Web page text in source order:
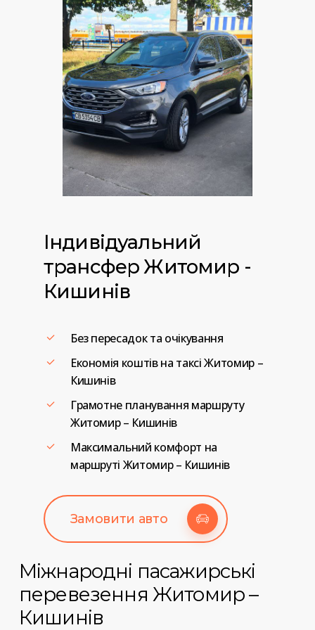
Індивідуальний
трансферЖитомир -
Кишинів
Без пересадок та очікування
Економія коштів на таксі Житомир –
Кишинів
Грамотне планування маршруту
Житомир – Кишинів
Максимальний комфорт на
маршруті Житомир – Кишинів
Замовити авто
Міжнародні пасажирські
перевезення Житомир –
Кишинів